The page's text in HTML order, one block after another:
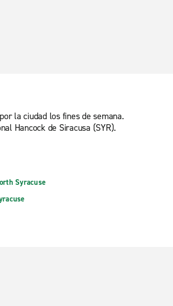
la ciudad los fines de semana.
Hancock de Siracusa (SYR).
Syracuse